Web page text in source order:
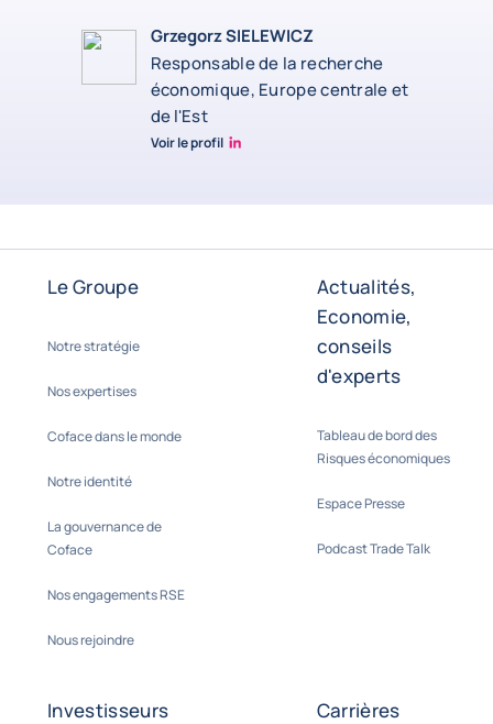
Grzegorz SIELEWICZ
Responsable de la recherche
économique, Europe centrale et
de l'Est
Voir le profil
grzegorz-sielewicz linkedin
Le Groupe
Notre stratégie
Nos expertises
Coface dans le monde
Notre identité
La gouvernance de
Coface
Nos engagements RSE
Nous rejoindre
Actualités,
Economie,
conseils
d'experts
Tableau de bord des
Risques économiques
Espace Presse
Podcast Trade Talk
Investisseurs Carrières